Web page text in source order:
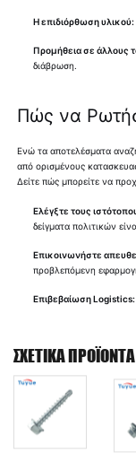
Η επιδιόρθωση υλικού:
Προμήθεια σε άλλους
διάβρωση.
Πώς να
Ενώ τα αποτελέσματα
από ορισμένους
Δείτε πώς μπορείτε να
Ελέγξτε τους
δείγματα πολιτικών
Επικοινωνήστε
προβλεπόμενη
Επιβεβαίωση Logistics:
ΣΧΕΤΙΚΆ ΠΡΟΪΌΝΤΑ